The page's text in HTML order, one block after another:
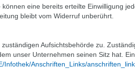
eine bereits erteilte Einwilligung
bleibt vom Widerruf unberührt.
Aufsichtsbehörde zu.
unser Unternehmen seinen Sitz hat.
Infothek/Anschriften_Links/